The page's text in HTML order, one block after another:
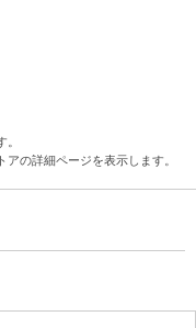
の詳細ページを表示します。